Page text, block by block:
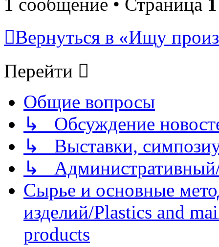
1 сообщение • Страница 1
Вернуться в «Ищу
Перейти
Общие вопросы
↳ Обсуждение
↳ Выставки,
↳
Сырье и основные
изделий/Plastics and
products